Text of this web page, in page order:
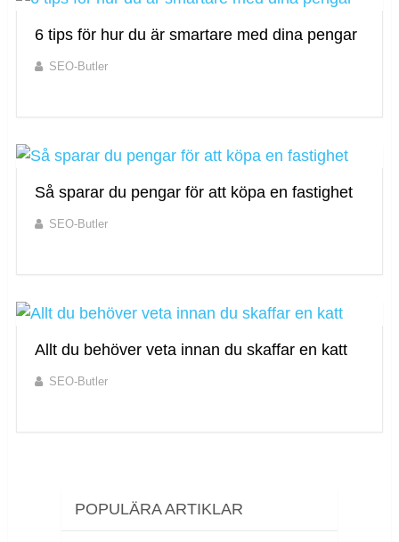
6 tips för hur du är smartare med dina pengar
SEO-Butler
Så sparar du pengar för att köpa en fastighet
SEO-Butler
Allt du behöver veta innan du skaffar en katt
SEO-Butler
POPULÄRA ARTIKLAR